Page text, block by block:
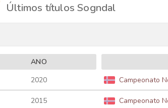
Últimos títulos Sogndal
ANO
2020
Campeonato
2015 Campeonato